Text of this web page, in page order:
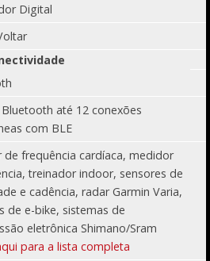
Digital
até 12 conexões
com BLE
de frequência cardíaca, medidor
treinador indoor, sensores de
e cadência, radar Garmin Varia,
de e-bike, sistemas de
eletrônica Shimano/Sram
para a lista completa